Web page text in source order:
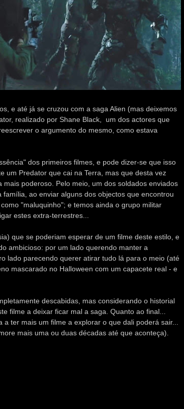
e até já se cruzou com a saga Alien (mas deixemos
realizado por Shane Black, um dos actores que
o argumento do mesmo, como estava
dos primeiros filmes, e pode dizer-se que isso
um Predator que cai na Terra, mas que desta vez
poderoso. Pelo meio, um dos soldados enviados
ao enviar alguns dos objectos que encontrou
"maluquinho"; e temos ainda o grupo militar
estes extra-terrestres...
que se poderiam esperar de um filme deste estilo, e
ambicioso: por um lado querendo manter a
lado parecendo querer atirar tudo lá para o meio (até
mascarado no Halloween com um capacete real - e
descabidas, mas considerando o historial
filme a deixar ficar mal a saga. Quanto ao final...
ter mais um filme a explorar o que dali poderá sair...
mais uma ou duas décadas até que aconteça).